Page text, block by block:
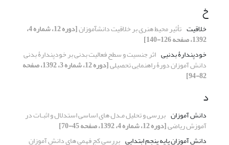
خ
خلاقیت تأثیر محیط هنری بر خلاقیت دانش‎آموزان [دوره 12، شماره 4،
1392، صفحه 126-140]
خودپندارۀ بدنیی اثر جنسیت و سطح فعالیت بدنی بر خودپندارۀ بدنی
دانش آموزان دورۀ راهنمایی تحصیلی [دوره 12، شماره 3، 1392، صفحه
82-94]
د
دانش آموزان بررسی و تحلیل مـدل های اساسی استدلال و اثبـات در
آموزش ریاضی[دوره 12، شماره 4، 1392، صفحه 45-70]
دانش آموزان پایه پنجم ابتدایی بررسی کج فهمی های دانش آموزان